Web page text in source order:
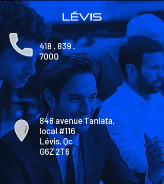
lévis
418 . 839 .
7000
848 avenue Taniata,
local #116
Lévis, Qc
G6Z 2T6